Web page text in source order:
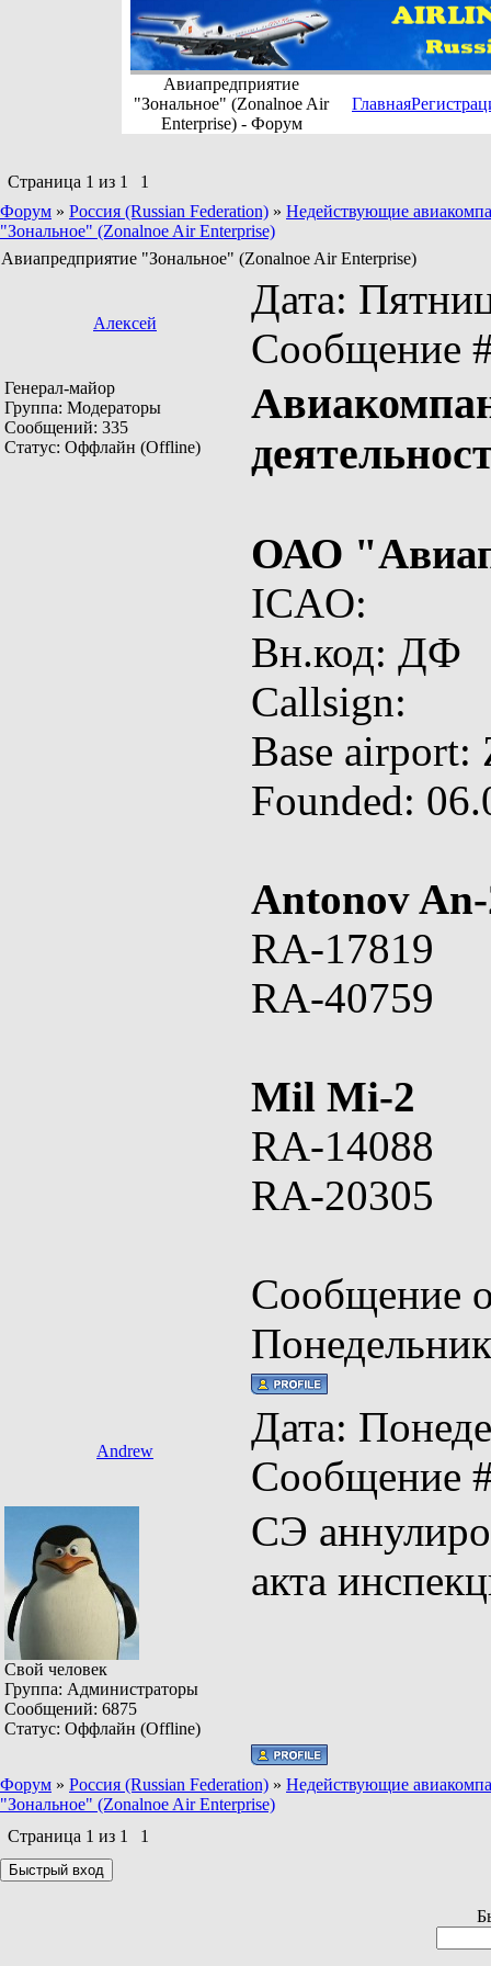
Авиапредприятие
"Зональное" (Zonalnoe Air
Enterprise) - Форум
Главная
Страница 1 из 1
1
Форум » Россия (Russian Federation) » Недействующие
"Зональное" (Zonalnoe Air Enterprise)
Авиапредприятие "Зональное" (Zonalnoe Air Enterprise)
Алексей
Дата:
Сообщение
Генерал-майор
Группа: Модераторы
Сообщений: 335
Статус: Оффлайн (Offline)
ОАО
ICAO:
Вн.код: ДФ
Callsign:
Base airport:
Founded:
Antonov
RA-17819
RA-40759
Mil Mi-2
RA-14088
RA-20305
Сообщение
Andrew
Дата:
Сообщение
Свой человек
Группа: Администраторы
Сообщений: 6875
Статус: Оффлайн (Offline)
СЭ
акта
Форум » Россия (Russian Federation) » Недействующие
"Зональное" (Zonalnoe Air Enterprise)
Страница 1 из 1 1